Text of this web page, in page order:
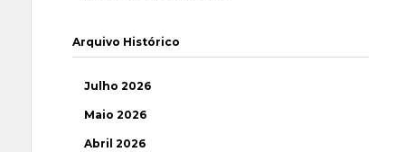
Arquivo Histórico
Julho 2026
Maio 2026
Abril 2026